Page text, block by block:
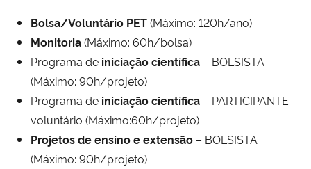
Banco Central do Brasil
Planalto
Bolsa/Voluntário PET(Máximo: 120h/ano)
Monitoria(Máximo: 60h/bolsa)
Programa de iniciação científica – BOLSISTA
(Máximo: 90h/projeto)
Programa de iniciação científica – PARTICIPANTE –
voluntário (Máximo:60h/projeto)
Projetos de ensino e extensão – BOLSISTA
(Máximo: 90h/projeto)